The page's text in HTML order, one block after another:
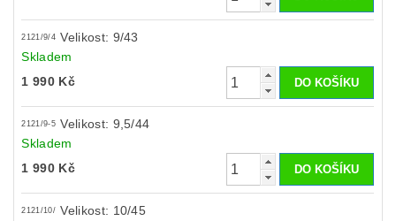
2121/9/4 Velikost: 9/43
Skladem
1 990 Kč
2121/9-5 Velikost: 9,5/44
Skladem
1 990 Kč
2121/10/ Velikost: 10/45